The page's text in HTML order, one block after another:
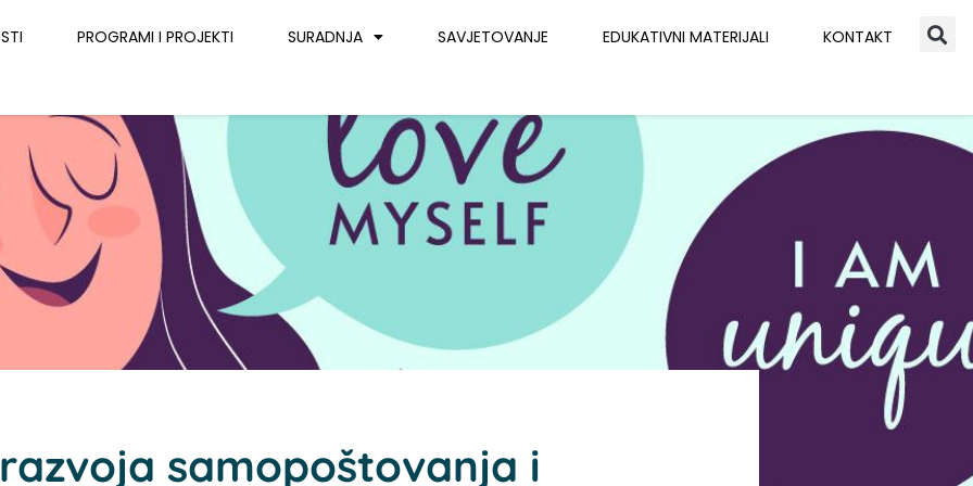
PROGRAMI I PROJEKTI SURADNJA SAVJETOVANJE EDUKATIVNI MATERIJALI KONTAKT
samopoštovanja i